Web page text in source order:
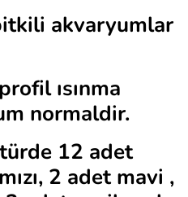
akvaryumlar
ısınma
normaldir.
12 adet
2 adet mavi ,